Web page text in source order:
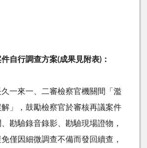
自行調查方案(成果見附表)：
一來一、二審檢察官機關間「濫
」，鼓勵檢察官於審核再議案件
勘驗錄音錄影、勘驗現場證物，
僅因細微調查不備而發回續查，